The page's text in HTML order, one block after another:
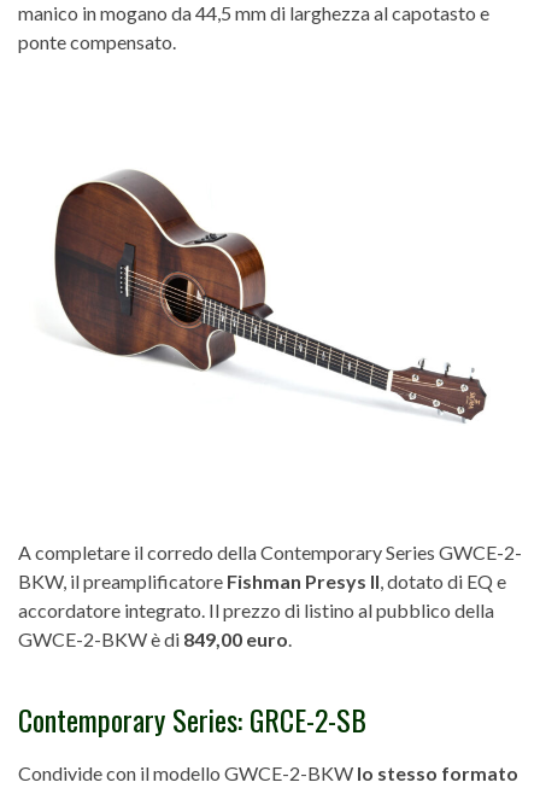
manico in mogano da 44,5 mm di larghezza al capotasto e
ponte compensato.
A completare il corredo della Contemporary Series GWCE-2-
BKW, il preamplificatore Fishman Presys II , dotato di EQ e
accordatore integrato. Il prezzo di listino al pubblico della
GWCE-2-BKW è di 849,00 euro
Contemporary Series: GRCE-2-SB
Condivide con il modello GWCE-2-BKW lo stesso formato